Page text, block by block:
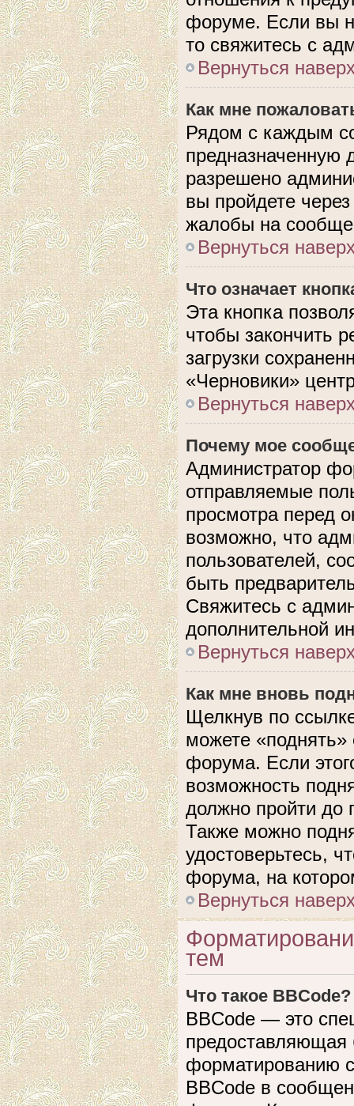
форуме. Если вы
то свяжитесь с
Вернуться
Как мне
Рядом с каждым
предназначенную
разрешено
вы пройдете
жалобы на
Вернуться
Что означает
Эта кнопка
чтобы закончить
загрузки
«Черновики»
Вернуться
Почему мое
Администратор
отправляемые
просмотра перед
возможно, что
пользователей,
быть
Свяжитесь с
дополнительной
Вернуться
Как мне вновь
Щелкнув по
можете
форума. Если
возможность
должно пройти до
Также можно
удостоверьтесь,
форума, на
Вернуться
тем
Что такое BBCode?
BBCode — это
предоставляющая
форматированию
BBCode в